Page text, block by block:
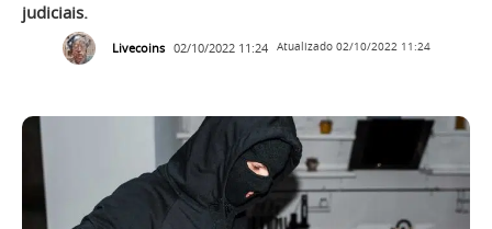
judiciais.
Livecoins 02/10/2022 11:24 Atualizado 02/10/2022 11:24